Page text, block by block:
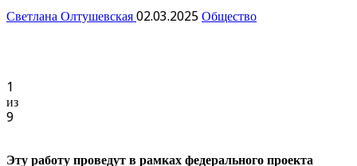
Светлана Олтушевская 02.03.2025 Общество
1
из
9
Эту работу проведут в рамках федерального проекта